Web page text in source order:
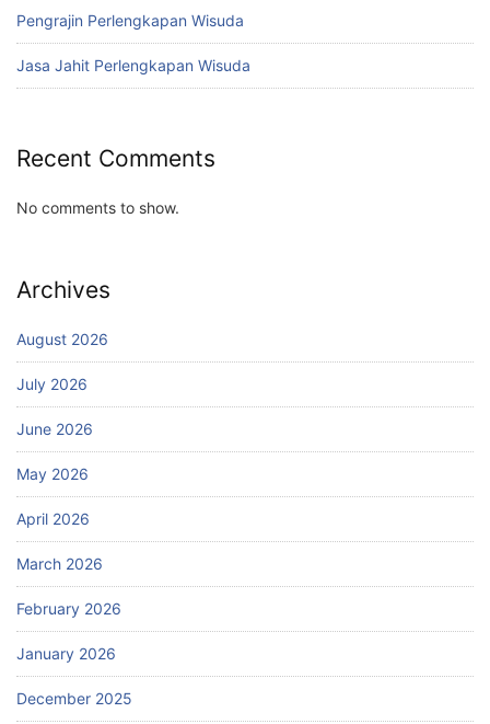
Pengrajin Perlengkapan Wisuda
Jasa Jahit Perlengkapan Wisuda
Recent Comments
No comments to show.
Archives
August 2026
July 2026
June 2026
May 2026
April 2026
March 2026
February 2026
January 2026
December 2025